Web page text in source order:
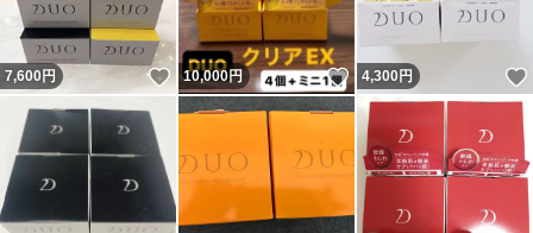
7,600円 いいね！
10,000円 いいね！
4,300円